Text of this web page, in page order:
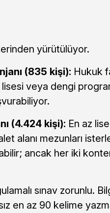
yürütülüyor.
(835 kişi): Hukuk
veya dengi
(4.424 kişi): En az
alanı mezunları
ancak her iki
sınav zorunlu.
en az 90 kelime